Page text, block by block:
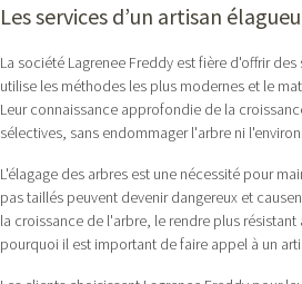
Les services d’un artisan
La société Lagrenee Freddy est fière d'offrir
utilise les méthodes les plus modernes et le
Leur connaissance approfondie de la
sélectives, sans endommager l'arbre ni
L'élagage des arbres est une nécessité pour
pas taillés peuvent devenir dangereux et
la croissance de l'arbre, le rendre plus
pourquoi il est important de faire appel à un